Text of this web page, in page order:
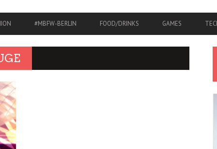
#MBFW-BERLIN FOOD/DRINKS GAMES